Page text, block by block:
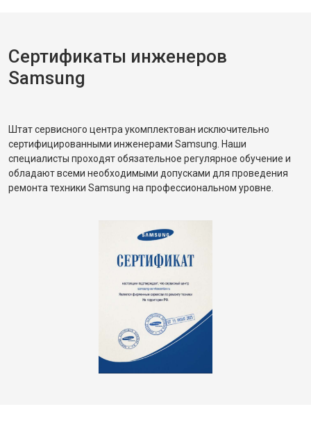
Сертификаты инженеров
Samsung
Штат сервисного центра укомплектован исключительно
сертифицированными инженерами Samsung. Наши
специалисты проходят обязательное регулярное обучение и
обладают всеми необходимыми допусками для проведения
ремонта техники Samsung на профессиональном уровне.